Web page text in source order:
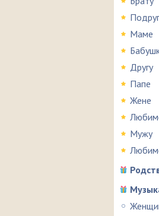
Маме
Другу
Папе
Жене
Мужу